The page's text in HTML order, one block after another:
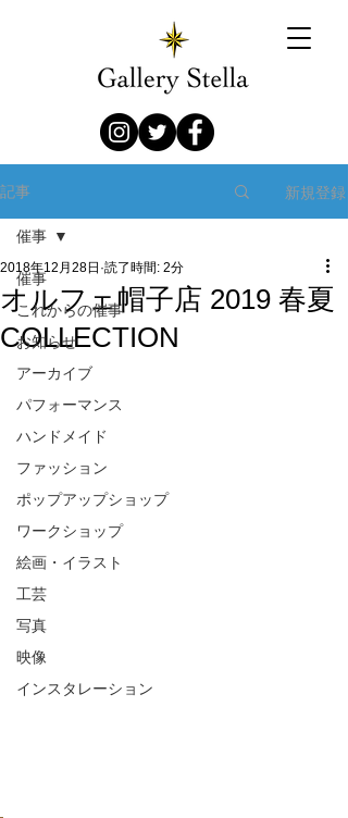
記事 新規登録
催事
これからの催事
お知らせ
アーカイブ
パフォーマンス
ハンドメイド
ファッション
ポップアップショップ
ワークショップ
絵画・イラスト
工芸
写真
映像
インスタレーション
催事
オルフェ帽子店 2019 春夏
COLLECTION
2018年12月28日 読了時間: 2分